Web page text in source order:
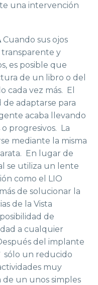
una intervención
Cuando sus ojos
transparente y
es posible que
de un libro o del
cada vez más. El
de adaptarse para
acaba llevando
progresivos. La
mediante la misma
En lugar de
se utiliza un lente
como el LIO
de solucionar la
de la Vista
de
a cualquier
del implante
sólo un reducido
muy
de un unos simples